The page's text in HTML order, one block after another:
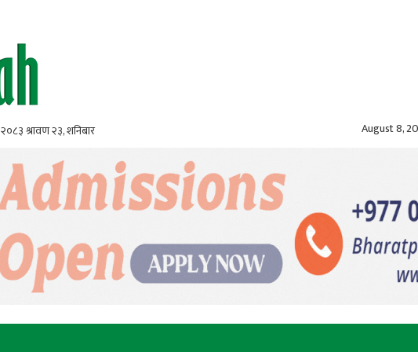
२०८३ श्रावण २३, शनिबार August 8,